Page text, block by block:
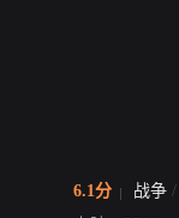
6.1分 战争